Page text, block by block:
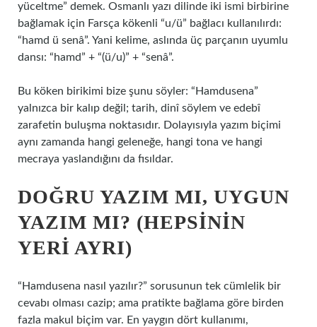
yüceltme” demek. Osmanlı yazı dilinde iki ismi birbirine
bağlamak için Farsça kökenli “u/ü” bağlacı kullanılırdı:
“hamd ü senâ”. Yani kelime, aslında üç parçanın uyumlu
dansı: “hamd” + “(ü/u)” + “senâ”.
Bu köken birikimi bize şunu söyler: “Hamdusena”
yalnızca bir kalıp değil; tarih, dinî söylem ve edebî
zarafetin buluşma noktasıdır. Dolayısıyla yazım biçimi
aynı zamanda hangi geleneğe, hangi tona ve hangi
mecraya yaslandığını da fısıldar.
DOĞRU YAZIM MI, UYGUN
YAZIM MI? (HEPSININ
YERI AYRI)
“Hamdusena nasıl yazılır?” sorusunun tek cümlelik bir
cevabı olması cazip; ama pratikte bağlama göre birden
fazla makul biçim var. En yaygın dört kullanımı,